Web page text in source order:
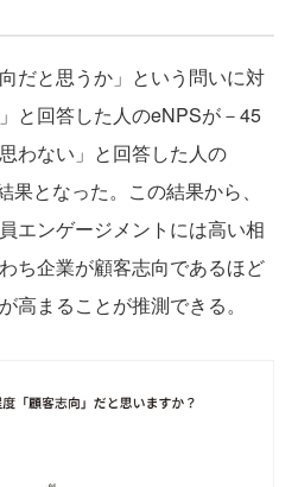
だと思うか」という問いに対
と回答した人のeNPSが－45
わない」と回答した人の
となった。この結果から、
エンゲージメントには高い相
ち企業が顧客志向であるほど
高まることが推測できる。